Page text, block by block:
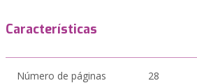
Características
Número de páginas 28